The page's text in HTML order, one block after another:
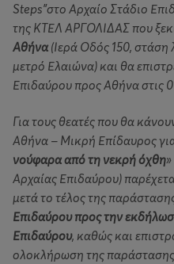
Steps"στο Αρχαίο Στάδιο
της ΚΤΕΛ ΑΡΓΟΛΙΔΑΣ που
Αθήνα (Ιερά Οδός 150,
μετρό Ελαιώνα) και θα
Επιδαύρου προς Αθήνα στις
Για τους θεατές που θα
Αθήνα – Μικρή Επίδαυρος
νούφαρα από τη νεκρή όχθη
Αρχαίας Επιδαύρου)
μετά το τέλος της
Επιδαύρου προς την
Επιδαύρου, καθώς και
ολοκλήρωση της παράστασης